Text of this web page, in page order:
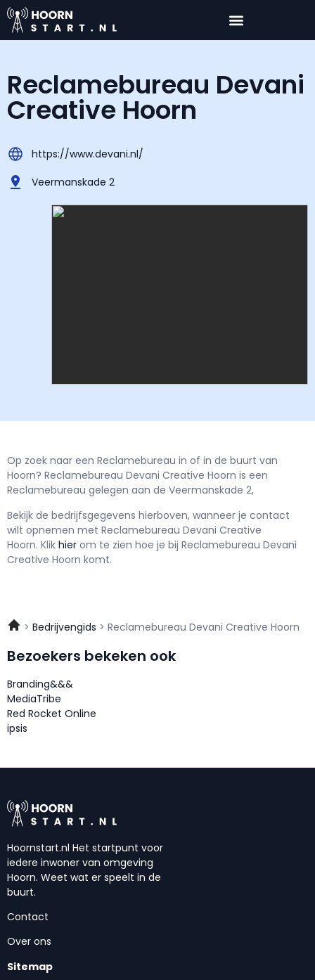
Reclamebureau Devani
Creative Hoorn
https://www.devani.nl/
Veermanskade 2
Op zoek naar een Reclamebureau in of in de buurt van
Hoorn? Reclamebureau Devani Creative Hoorn is een
Reclamebureau gelegen aan de Veermanskade 2,
Bekijk de bedrijfsgegevens hierboven, wanneer je contact
wilt opnemen met Reclamebureau Devani Creative
Hoorn. Klik hier om te zien hoe je bij Reclamebureau Devani
Creative Hoorn komt.
Bedrijvengids Reclamebureau Devani Creative Hoorn
Bezoekers bekeken ook
Branding&&&
MediaTribe
Red Rocket Online
ipsis
Hoornstart.nl Het startpunt voor
iedere inwoner van omgeving
Hoorn. Weet wat er speelt in de
buurt.
Contact
Over ons
Sitemap